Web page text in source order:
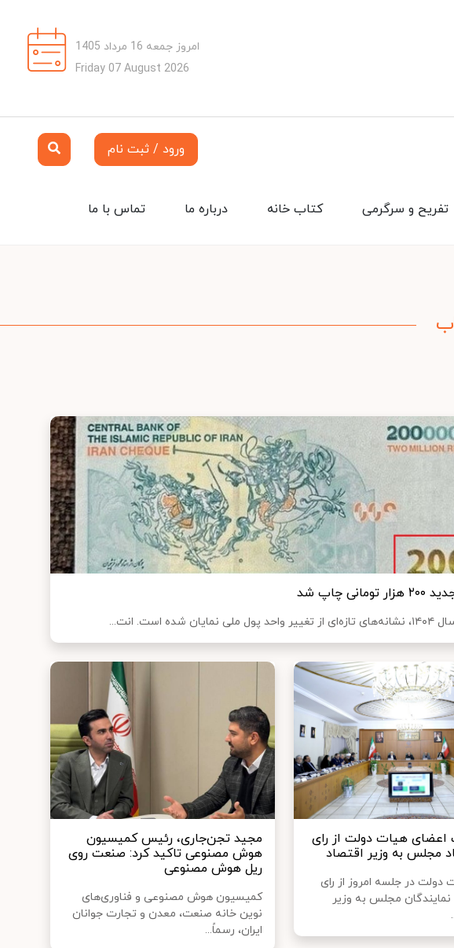
امروز جمعه 16 مرداد 1405
Friday 07 August 2026
ورود / ثبت نام
تماس با ما درباره ما کتاب خانه تفریح و سرگرمی
چاپ شد
شده است. انت...
اعضای هیات دولت از رای
مجلس به وزیر اقتصاد
دولت در جلسه امروز از رای
نمایندگان مجلس به وزیر
مجید تجن‌جاری، رئیس کمیسیون
هوش مصنوعی تاکید کرد: صنعت روی
ریل هوش مصنوعی
کمیسیون هوش مصنوعی و فناوری‌های
نوین خانه صنعت، معدن و تجارت جوانان
ایران، رسماً...